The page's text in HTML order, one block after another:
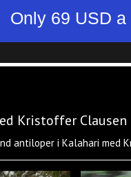
Kristoffer Clausen
antiloper i Kalahari med